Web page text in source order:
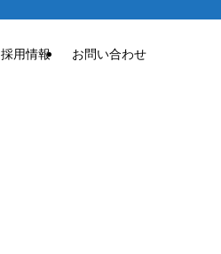
採用情報 お問い合わせ